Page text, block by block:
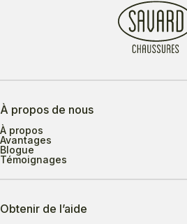
À propos de nous
À propos
Avantages
Blogue
Témoignages
Obtenir de l’aide